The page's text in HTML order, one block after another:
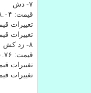
۷- دش
قیمت: ۹۸.۰۴ دلار
تغییرات قیمتی ۲۴ ساعت گذشته:
تغییرات قیمتی
۸- زد کش
قیمت: ۸۰.۷۶ دلار
تغییرات قیمتی ۲۴ ساعت گذشته: ۶.۹
تغییرات قیمتی